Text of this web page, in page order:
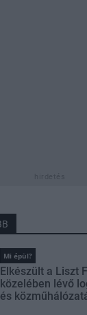
Mi épül?
Elkészült a Liszt
közelében lévő
és